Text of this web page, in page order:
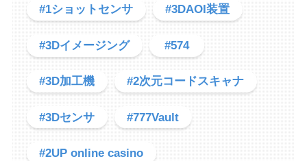
#1ショットセンサ #3DAOI装置
#3Dイメージング #574
#3D加工機 #2次元コードスキャナ
#3Dセンサ #777Vault
#2UP online casino